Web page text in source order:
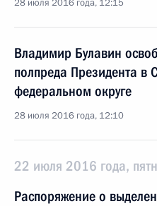
28 июля 2016 года, 12:15
Владимир Булавин
полпреда Президента в
федеральном округе
28 июля 2016 года, 12:10
22 июля 2016 года,
Распоряжение о